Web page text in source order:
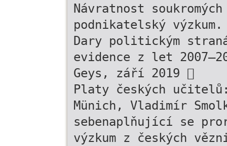
Návratnost
podnikatelský
Dary politickým
evidence z let
Geys, září 2019 
Platy českých
Münich, Vladimír
sebenaplňující se
výzkum z českých